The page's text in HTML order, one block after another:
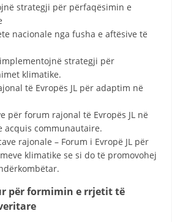
strategji për përfaqësimin e
nacionale nga fusha e aftësive të
strategji për
klimatike.
të Evropës JL për adaptim në
për forum rajonal të Evropës JL në
acquis communautaire.
rajonale – Forum i Evropë JL për
klimatike se si do të promovohej
për formimin e rrjetit të